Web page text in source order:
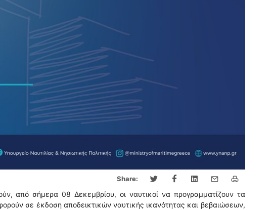
Share:
από σήμερα 08 Δεκεμβρίου, οι ναυτικοί να προγραμματίζουν τα
σε έκδοση αποδεικτικών ναυτικής ικανότητας και βεβαιώσεων,